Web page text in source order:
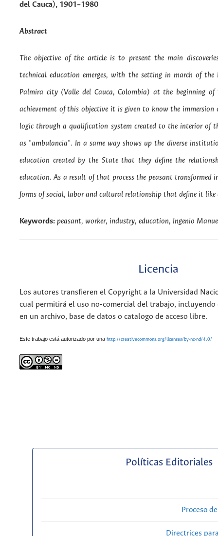
del Cauca), 1901–1980
Abstract
The objective of the article is to present the main
technical education emerges, with the setting in march of
Palmira city (Valle del Cauca, Colombia) at the beginning
achievement of this objective it is given to know the
logic through a qualification system created to the interior of
as "ambulancia". In a same way shows up the diverse
education created by the State that they define the
education. As a result of that process the peasant transformed
forms of social, labor and cultural relationship that define it like
Keywords: peasant, worker, industry, education, Ingenio
Licencia
Los autores transfieren el Copyright a la Universidad
cual permitirá el uso no-comercial del trabajo, incluyendo
en un archivo, base de datos o catalogo de acceso libre.
Este trabajo está autorizado por una http://creativecommons.org/licenses/by-nc-nd/4.0/
Políticas Editoriales
Proceso
Directrices